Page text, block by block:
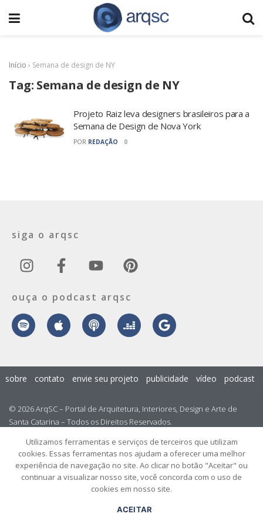
Início › Semana de design de NY
Tag: Semana de design de NY
Projeto Raiz leva designers brasileiros para a
Semana de Design de Nova York
POR REDAÇÃO 0
siga o arqsc
ouça o podcast arqsc
© 2026 ArqSC – Portal de Arquitetura, Interiores, Design e Arte de
Santa Catarina – Todos os Direitos Reservados.
sobre contato envie seu projeto publicidade vídeo podcast
Utilizamos ferramentas e serviços de terceiros que utilizam
cookies. Essas ferramentas nos ajudam a oferecer uma melhor
experiência de navegação no site. Ao clicar no botão "Aceitar" ou
continuar a visualizar nosso site, você concorda com o uso de
cookies em nosso site.
ACEITAR